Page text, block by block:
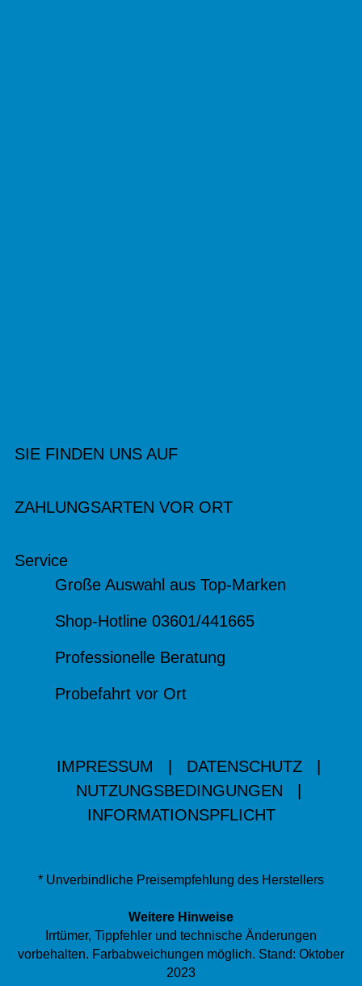
SIE FINDEN UNS AUF
ZAHLUNGSARTEN VOR ORT
Service
Große Auswahl aus Top-Marken
Shop-Hotline 03601/441665
Professionelle Beratung
Probefahrt vor Ort
IMPRESSUM DATENSCHUTZ
NUTZUNGSBEDINGUNGEN
INFORMATIONSPFLICHT
* Unverbindliche Preisempfehlung des Herstellers
Weitere Hinweise
Irrtümer, Tippfehler und technische Änderungen
vorbehalten. Farbabweichungen möglich. Stand: Oktober
2023